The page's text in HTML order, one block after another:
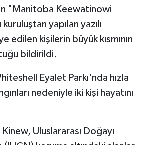
"Manitoba Keewatinowi
yapılan yazılı
edilen kişilerin büyük kısmının
bildirildi.
Eyalet Parkı'nda hızla
nedeniyle iki kişi hayatını
Uluslararası Doğayı